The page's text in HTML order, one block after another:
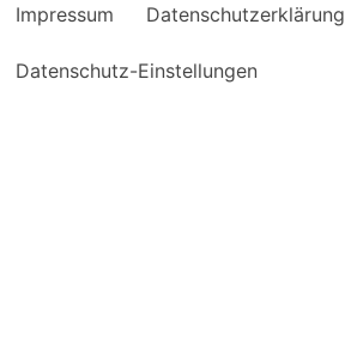
Impressum Datenschutzerklärung
Datenschutz-Einstellungen